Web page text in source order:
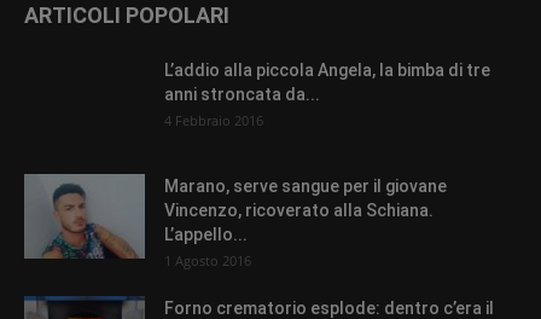
ARTICOLI POPOLARI
L’addio alla piccola Angela, la bimba di tre
anni stroncata da...
4 Febbraio 2016
Marano, serve sangue per il giovane
Vincenzo, ricoverato alla Schiana.
L’appello...
1 Agosto 2016
Forno crematorio esplode: dentro c’era il